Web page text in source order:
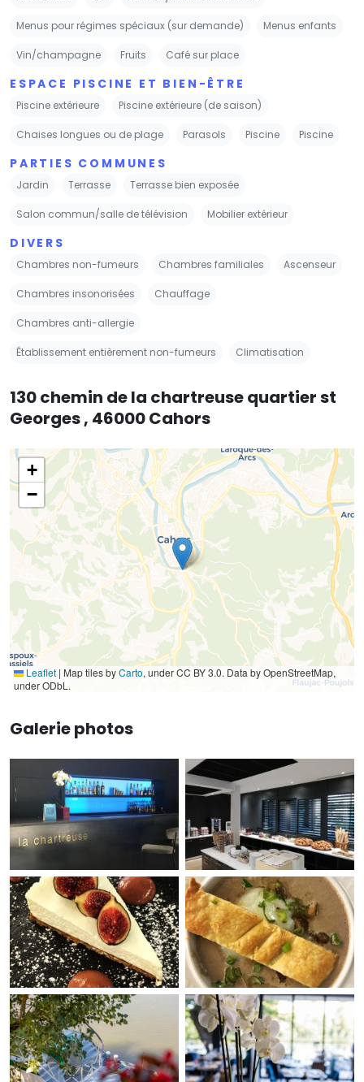
Menus pour régimes spéciaux (sur demande) Menus enfants
Vin/champagne Fruits Café sur place
ESPACE PISCINE ET BIEN-ÊTRE
Piscine extérieure Piscine extérieure (de saison)
Chaises longues ou de plage Parasols Piscine Piscine
PARTIES COMMUNES
Jardin Terrasse Terrasse bien exposée
Salon commun/salle de télévision Mobilier extérieur
DIVERS
Chambres non-fumeurs Chambres familiales Ascenseur
Chambres insonorisées Chauffage
Chambres anti-allergie
Établissement entièrement non-fumeurs Climatisation
130 chemin de la chartreuse quartier st
Georges , 46000 Cahors
+
−
Leaflet | Map tiles byCarto, under CC BY 3.0. Data by OpenStreetMap,
under ODbL.
Galerie photos